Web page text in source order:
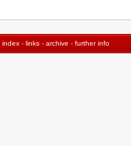
index - links - archive - further info